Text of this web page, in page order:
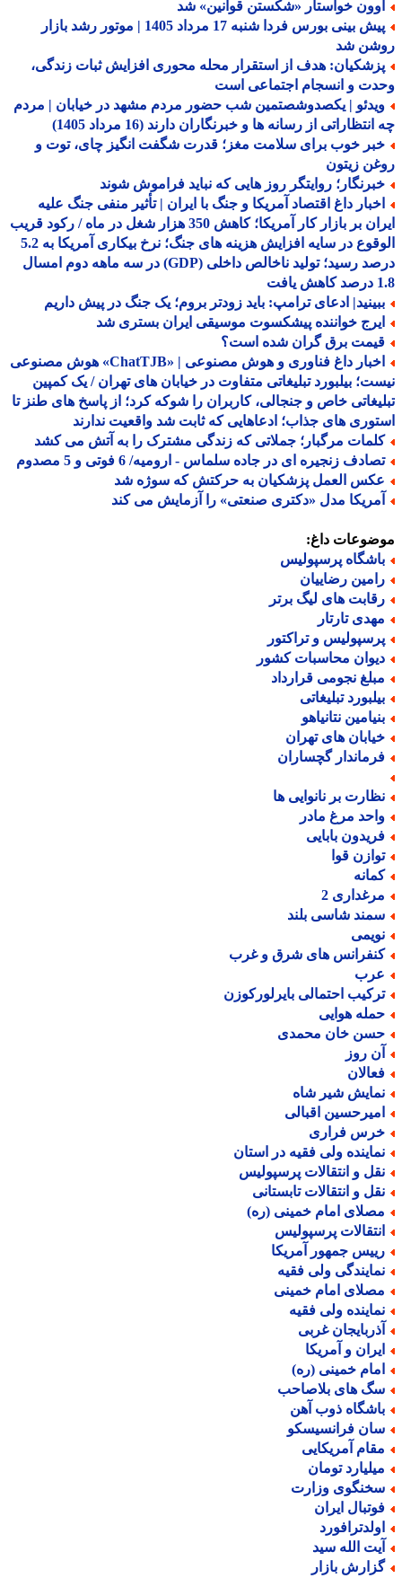
خواستار «شکستن قوانین» شد
پیش بینی بورس فردا شنبه 17 مرداد 1405 | موتور رشد بازار
شد
هدف از استقرار محله محوری افزایش ثبات زندگی،
و انسجام اجتماعی است
| یکصدوشصتمین شب حضور مردم مشهد در خیابان | مردم
از رسانه ها و خبرنگاران دارند (16 مرداد 1405)
خوب برای سلامت مغز؛ قدرت شگفت انگیز چای، توت و
زیتون
روایتگر روز هایی که نباید فراموش شوند
داغ اقتصاد آمریکا و جنگ با ایران | تأثیر منفی جنگ علیه
ایران بر بازار کار آمریکا؛ کاهش 350 هزار شغل در ماه / رکود قریب
الوقوع در سایه افزایش هزینه های جنگ؛ نرخ بیکاری آمریکا به 5.2
درصد رسید؛ تولید ناخالص داخلی (GDP) در سه ماهه دوم امسال
ادعای ترامپ: باید زودتر بروم؛ یک جنگ در پیش داریم
خواننده پیشکسوت موسیقی ایران بستری شد
برق گران شده است؟
اخبار داغ فناوری و هوش مصنوعی | «ChatTJB» هوش مصنوعی
بیلبورد تبلیغاتی متفاوت در خیابان های تهران / یک کمپین
خاص و جنجالی، کاربران را شوکه کرد؛ از پاسخ های طنز تا
های جذاب؛ ادعاهایی که ثابت شد واقعیت ندارند
مرگبار؛ جملاتی که زندگی مشترک را به آتش می کشد
زنجیره ای در جاده سلماس - ارومیه/ 6 فوتی و 5 مصدوم
العمل پزشکیان به حرکتش که سوژه شد
مدل «دکتری صنعتی» را آزمایش می کند
داغ:
پرسپولیس
رضاییان
های لیگ برتر
تارتار
و تراکتور
محاسبات کشور
نجومی قرارداد
تبلیغاتی
نتانیاهو
های تهران
گچساران
بر نانوایی ها
مرغ مادر
بابایی
قوا
2
شاسی بلند
های شرق و غرب
احتمالی بایرلورکوزن
هوایی
خان محمدی
روز
شیر شاه
اقبالی
فراری
ولی فقیه در استان
و انتقالات پرسپولیس
و انتقالات تابستانی
امام خمینی (ره)
پرسپولیس
جمهور آمریکا
ولی فقیه
امام خمینی
ولی فقیه
غربی
و آمریکا
خمینی (ره)
های بلاصاحب
ذوب آهن
فرانسیسکو
آمریکایی
تومان
وزارت
ایران
الله سید
بازار